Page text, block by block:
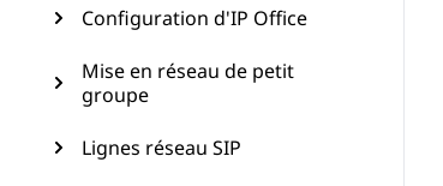
Configuration d'IP Office
Mise en réseau de petit
groupe
Lignes réseau SIP